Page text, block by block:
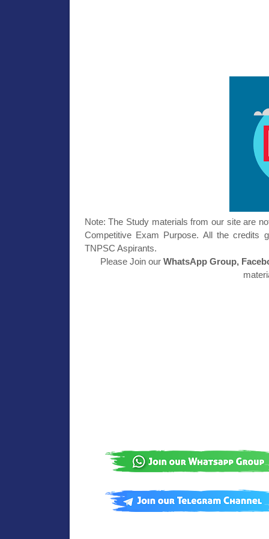
Note: The Study materials from our site are
Competitive Exam Purpose. All the credits
TNPSC Aspirants.
Please Join ourWhatsApp Group,